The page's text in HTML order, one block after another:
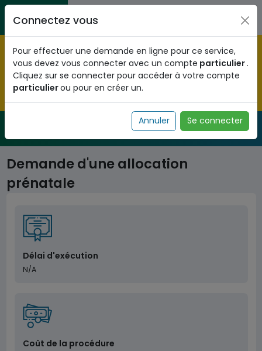
Aller au contenu principal
Citoyens
Pré-enregistrez vous dès maintenant pour le programme
national d'identification biométrique et
obtenez votre Numéro d'Identification Unique (NIU) en
cliquant
Fermer
de l'administration togolaise
Demande d'une allocation
prénatale
Délai d'exécution
N/A
Coût de la procédure
Connectez vous
Pour effectuer une demande en ligne pour ce service,
vous devez vous connecter avec un compte particulier.
Cliquez sur se connecter pour accéder à votre compte
particulierou pour en créer un.
Annuler Se connecter